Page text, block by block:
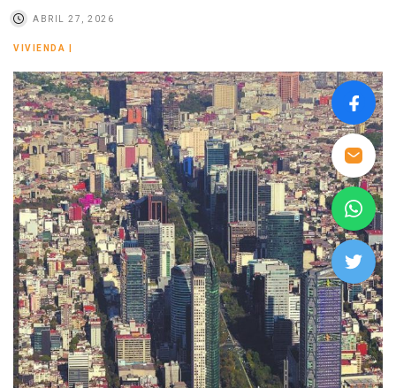
ABRIL 27, 2026
VIVIENDA